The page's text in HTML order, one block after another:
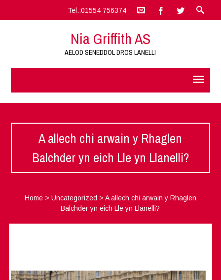
Tel.:01554 756374
Nia Griffith AS
AELOD SENEDDOL DROS LANELLI
A allech chi arwain y Rhaglen
Balchder yn eich Lle yn Llanelli?
Home> Uncategorized > A allech chi arwain y Rhaglen
Balchder yn eich Lle yn Llanelli?